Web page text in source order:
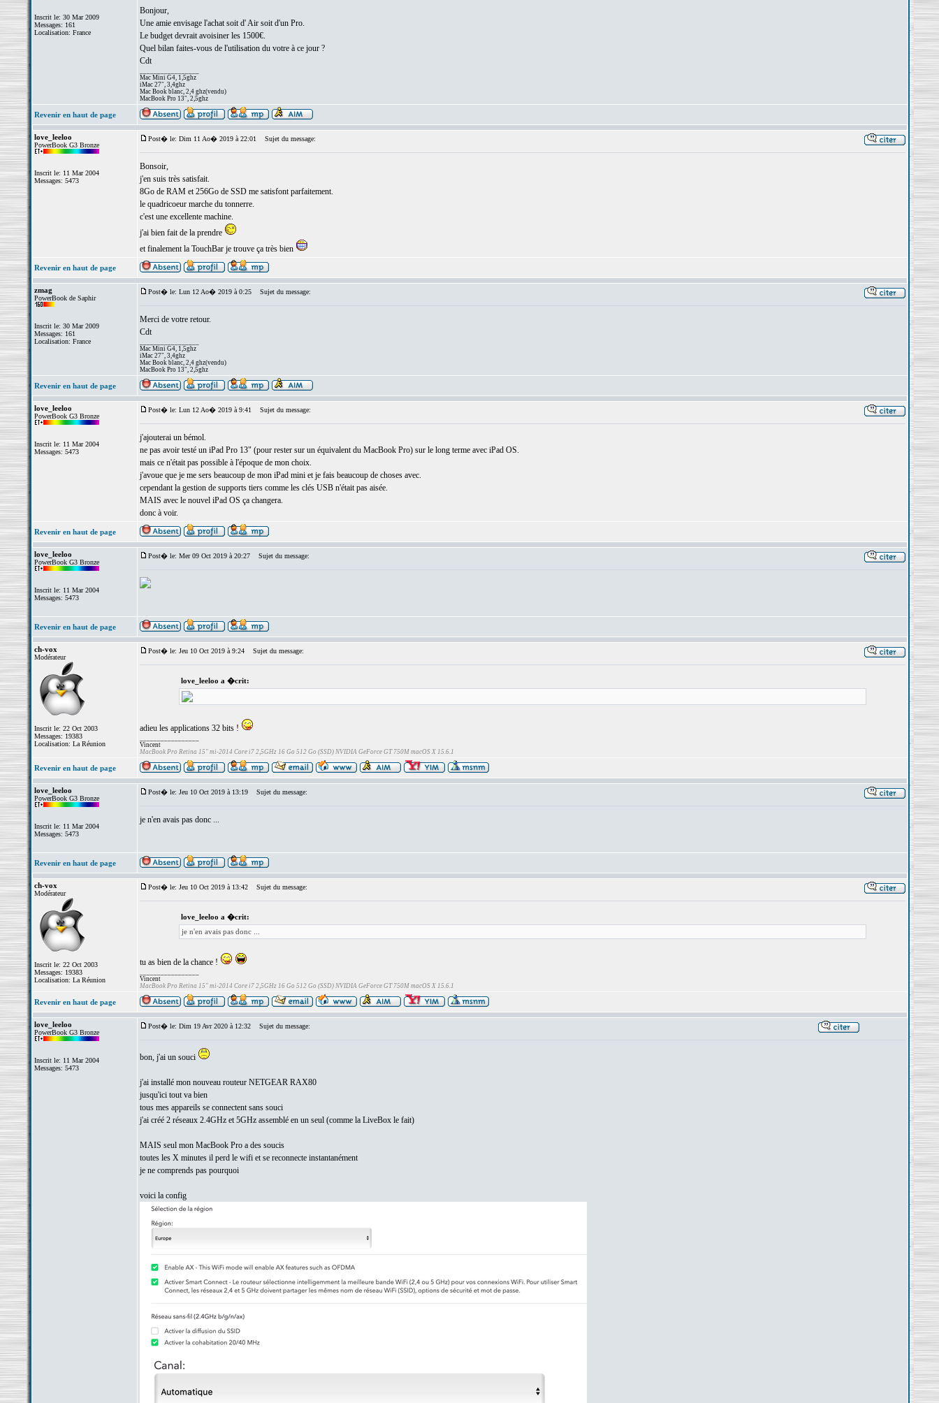
Inscrit le: 30 Mar 2009
Messages: 161
Localisation: France
Bonjour,
Une amie envisage l'achat soit d' Air soit d'un Pro.
Le budget devrait avoisiner les 1500€.
Quel bilan faites-vous de l'utilisation du votre à ce jour ?
Cdt
Mac Mini G4, 1,5ghz
iMac 27", 3,4ghz
Mac Book blanc, 2,4 ghz(vendu)
MacBook Pro 13", 2,5ghz
Revenir en haut de page
love_leeloo
PowerBook G3 Bronze
Inscrit le: 11 Mar 2004
Messages: 5473
Post� le: Dim 11 Ao� 2019 à 22:01 Sujet du message:
Bonsoir,
j'en suis très satisfait.
8Go de RAM et 256Go de SSD me satisfont parfaitement.
le quadricoeur marche du tonnerre.
c'est une excellente machine.
j'ai bien fait de la prendre
et finalement la TouchBar je trouve ça très bien
Revenir en haut de page
zmag
PowerBook de Saphir
Inscrit le: 30 Mar 2009
Messages: 161
Localisation: France
Post� le: Lun 12 Ao� 2019 à 0:25 Sujet du message:
Merci de votre retour.
Cdt
Mac Mini G4, 1,5ghz
iMac 27", 3,4ghz
Mac Book blanc, 2,4 ghz(vendu)
MacBook Pro 13", 2,5ghz
Revenir en haut de page
love_leeloo
PowerBook G3 Bronze
Inscrit le: 11 Mar 2004
Messages: 5473
Post� le: Lun 12 Ao� 2019 à 9:41 Sujet du message:
j'ajouterai un bémol.
ne pas avoir testé un iPad Pro 13" (pour rester sur un équivalent du MacBook Pro) sur le long terme avec iPad OS.
mais ce n'était pas possible à l'époque de mon choix.
j'avoue que je me sers beaucoup de mon iPad mini et je fais beaucoup de choses avec.
cependant la gestion de supports tiers comme les clés USB n'était pas aisée.
MAIS avec le nouvel iPad OS ça changera.
donc à voir.
Revenir en haut de page
love_leeloo
PowerBook G3 Bronze
Inscrit le: 11 Mar 2004
Messages: 5473
Post� le: Mer 09 Oct 2019 à 20:27 Sujet du message:
Revenir en haut de page
ch-vox
Modérateur
Inscrit le: 22 Oct 2003
Messages: 19383
Localisation: La Réunion
Post� le: Jeu 10 Oct 2019 à 9:24 Sujet du message:
love_leeloo a �crit:
adieu les applications 32 bits !
Vincent
MacBook Pro Retina 15" mi-2014 Core i7 2,5GHz 16 Go 512 Go (SSD) NVIDIA GeForce GT 750M macOS X 15.6.1
Revenir en haut de page
love_leeloo
PowerBook G3 Bronze
Inscrit le: 11 Mar 2004
Messages: 5473
Post� le: Jeu 10 Oct 2019 à 13:19 Sujet du message:
je n'en avais pas donc ...
Revenir en haut de page
ch-vox
Modérateur
Inscrit le: 22 Oct 2003
Messages: 19383
Localisation: La Réunion
Post� le: Jeu 10 Oct 2019 à 13:42 Sujet du message:
love_leeloo a �crit:
je n'en avais pas donc ...
tu as bien de la chance !
Vincent
MacBook Pro Retina 15" mi-2014 Core i7 2,5GHz 16 Go 512 Go (SSD) NVIDIA GeForce GT 750M macOS X 15.6.1
Revenir en haut de page
love_leeloo
PowerBook G3 Bronze
Inscrit le: 11 Mar 2004
Messages: 5473
Post� le: Dim 19 Avr 2020 à 12:32 Sujet du message:
bon, j'ai un souci
j'ai installé mon nouveau routeur NETGEAR RAX80
jusqu'ici tout va bien
tous mes appareils se connectent sans souci
j'ai créé 2 réseaux 2.4GHz et 5GHz assemblé en un seul (comme la LiveBox le fait)
MAIS seul mon MacBook Pro a des soucis
toutes les X minutes il perd le wifi et se reconnecte instantanément
je ne comprends pas pourquoi
voici la config